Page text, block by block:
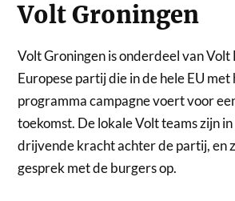
Volt Groningen
Volt Groningen is onderdeel van Volt
Europese partij die in de hele EU
programma campagne voert voor
toekomst. De lokale Volt teams zijn
drijvende kracht achter de partij, en
gesprek met de burgers op.